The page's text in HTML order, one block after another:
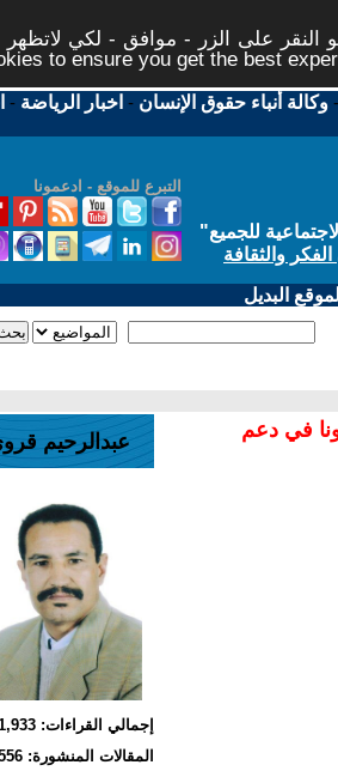
على الزر - موافق - لكي لاتظهر
to ensure you get the best
-وكالة أنباء حقوق الإنسان - اخبار الرياضة -
التبرع للموقع - ادعمونا
للجميع"
والثقافة
البديل
في دعم
عبدالرحيم
إجمالي القراءات: 3,541,933
المقالات المنشورة: 556